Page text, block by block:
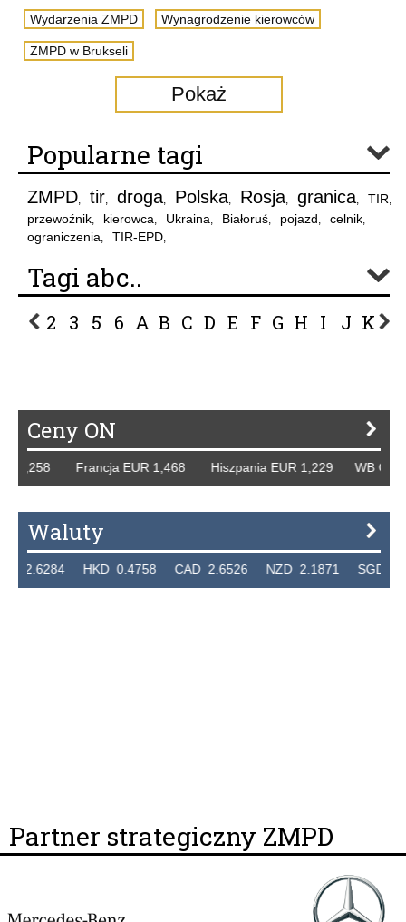
Wydarzenia ZMPD Wynagrodzenie kierowców
ZMPD w Brukseli
Pokaż
Popularne tagi
ZMPD tir droga Polska Rosja granica TIR
przewoźnik kierowca Ukraina Białoruś pojazd celnik
ograniczenia TIR-EPD
Tagi abc..
2 3 5 6 A B C D E F G H I J K L
Ceny ON
Francja EUR 1,468 Hiszpania EUR 1,229 WB GBP
Waluty
HKD 0.4758 CAD 2.6526 NZD 2.1871 SGD
Partner strategiczny ZMPD